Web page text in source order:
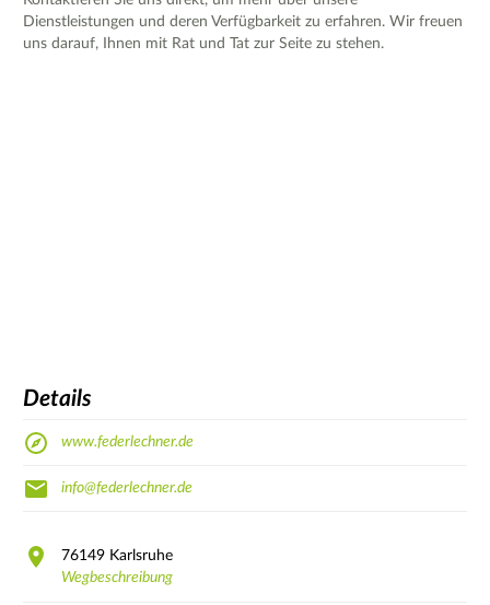
Dienstleistungen und deren Verfügbarkeit zu erfahren. Wir freuen
uns darauf, Ihnen mit Rat und Tat zur Seite zu stehen.
Details
www.federlechner.de
info@federlechner.de
76149 Karlsruhe
Wegbeschreibung